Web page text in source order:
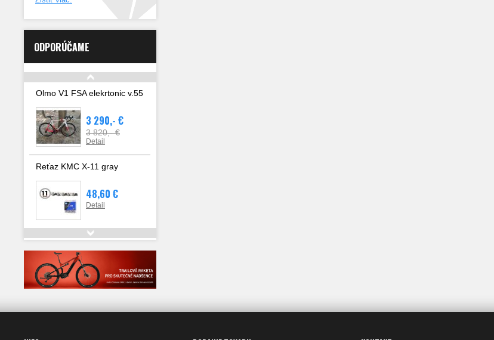
ODPORÚČAME
Olmo V1 FSA elekrtonic v.55
3 290,- €
3 820,- €
Detail
Reťaz KMC X-11 gray
48,60 €
Detail
Kluky Chorus UT 12s 50-34
364,- €
Detail